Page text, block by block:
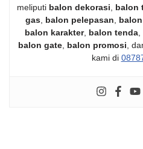
meliputi balon dekorasi balon
gas balon pelepasan
balon karakter, balon tenda
balon gate, balon promosi ,
kami di